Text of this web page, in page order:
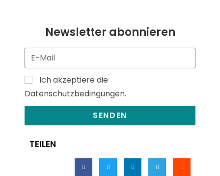
Newsletter abonnieren
Ich akzeptiere die
Datenschutzbedingungen.
SENDEN
TEILEN